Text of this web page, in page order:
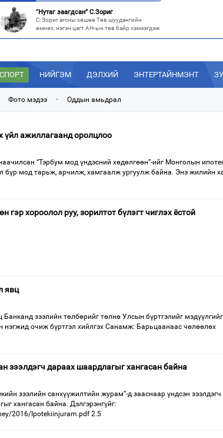
“Нутаг заагдсан” С.Зориг
С.Зориг агсны хөшөө Төв шуудангийн
өмнөх, нэгэн цагт АН-ын төв байр хэмээгдэж
Эрх зүйн үндэслэл нь тодорхойгүй “гадаад элч нарын”
Сүүлийн үед Улаанбаатар болон аймгуудаас
дэлхийн хотуудад биет төлөөлөгч
Төв шуудангийн урдах талбайд өнөөдрийг
СПОРТ НИЙГЭМ ДЭЛХИЙ ЭНТЕРТАЙНМЭНТ
Фото мэдээ • Оддын амьдрал
үйл ажиллагаанд оролцлоо
“Тэрбум мод үндэсний хөдөлгөөн”-ийг Монголын
бүр мод тарьж, арчилж, хамгаалж ургуулж байна. Энэ жилийн
гэр хороолол руу, зорилтот бүлэгт чиглэх ёстой
явц
зээлийн төлбөрийг төлнө Улсын бүртгэлийг
нэгжид очиж бүртгэл хийлгэх Санамж: Барьцаанаас чөлөөлөх
зээлдэгч дараах шаардлагыг хангасан байна
зээлийн санхүүжилтийн журам”-д зааснаар үндсэн
хангасан байна. Дэлгэрэнгүйг:
2016/Ipotekiinjuram.pdf 2.5